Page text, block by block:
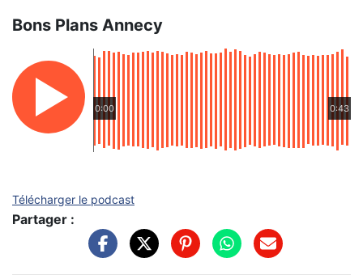
Bons Plans Annecy
0:00 0:43
Télécharger le podcast
Partager :